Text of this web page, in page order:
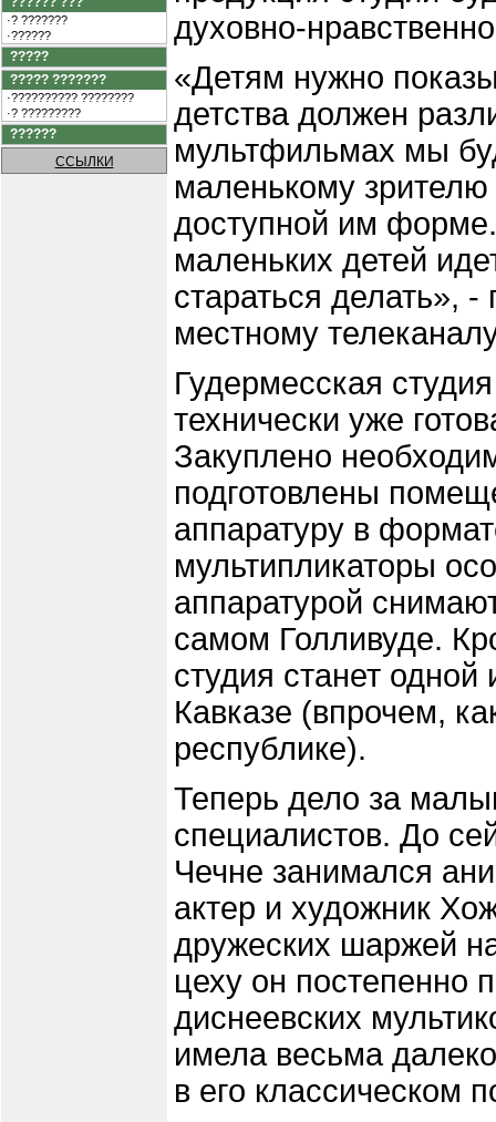
·? ???????
·??????
?????
????? ???????
·?????????? ????????
·? ?????????
??????
ССЫЛКИ
духовно-
«Детям нужно
детства должен
мультфильмах мы
маленькому
доступной им
маленьких детей
стараться делать»,
местному
Гудермесская
технически уже
Закуплено
подготовлены
аппаратуру в
мультипликаторы
аппаратурой
самом Голливуде.
студия станет
Кавказе (впрочем,
республике).
Теперь дело за
специалистов. До
Чечне занимался
актер и художник
дружеских шаржей
цеху он постепенно
диснеевских
имела весьма
в его классическом